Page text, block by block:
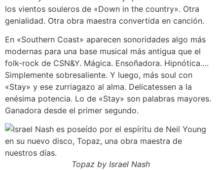
los vientos souleros de «Down in the country». Otra
genialidad. Otra obra maestra convertida en canción.
En «Southern Coast» aparecen sonoridades algo más
modernas para una base musical más antigua que el
folk-rock de CSN&Y. Mágica. Ensoñadora. Hipnótica….
Simplemente sobresaliente. Y luego, más soul con
«Stay» y ese zurriagazo al alma. Delicatessen a la
enésima potencia. Lo de «Stay» son palabras mayores.
Ganadora desde el primer segundo.
Topaz by Israel Nash